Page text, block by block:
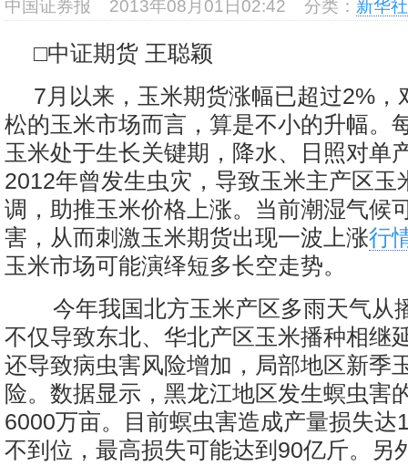
基
中国证券报 2013年08月01日02:42 分类： 新华
□中证期货 王聪颖
7月以来，玉米期货涨幅已超过2%，
松的玉米市场而言，算是不小的升幅。
玉米处于生长关键期，降水、日照对单
2012年曾发生虫灾，导致玉米主产区玉
调，助推玉米价格上涨。当前潮湿气候
害，从而刺激玉米期货出现一波上涨行
玉米市场可能演绎短多长空走势。
今年我国北方玉米产区多雨天气从
不仅导致东北、华北产区玉米播种相继
还导致病虫害风险增加，局部地区新季
险。数据显示，黑龙江地区发生螟虫害
6000万亩。目前螟虫害造成产量损失达
不到位，最高损失可能达到90亿斤。另